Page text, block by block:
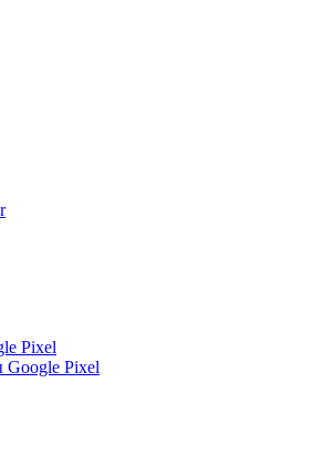
Pixel
Google Pixel